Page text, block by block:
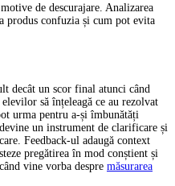
de descurajare. Analizarea
produs confuzia și cum pot evita
decât un scor final atunci când
să înțeleagă ce au rezolvat
urma pentru a-și îmbunătăți
un instrument de clarificare și
Feedback-ul adaugă context
pregătirea în mod conștient și
vine vorba despre măsurarea